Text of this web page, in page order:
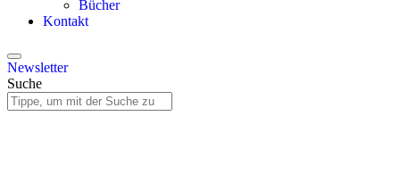
Bücher
Kontakt
Newsletter
Suche